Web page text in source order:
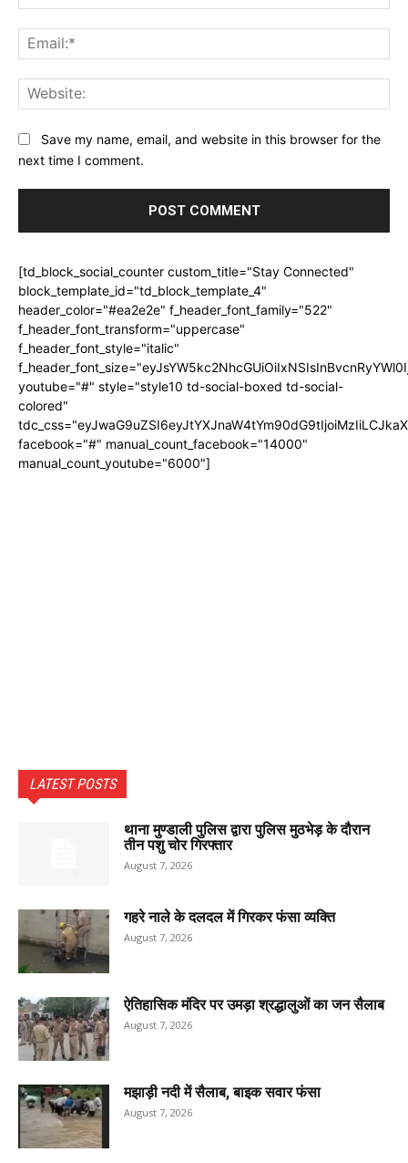
Save my name, email, and website in this browser for the
next time I comment.
[td_block_social_counter custom_title="Stay Connected"
block_template_id="td_block_template_4"
header_color="#ea2e2e" f_header_font_family="522"
f_header_font_transform="uppercase"
f_header_font_style="italic"
youtube="#" style="style10 td-social-boxed td-social-
colored"
facebook="#" manual_count_facebook="14000"
manual_count_youtube="6000"]
LATEST POSTS
थाना मुण्डाली पुलिस द्वारा पुलिस मुठभेड़ के दौरान
तीन पशु चोर गिरफ्तार
August 7, 2026
गहरे नाले के दलदल में गिरकर फंसा व्यक्ति
August 7, 2026
ऐतिहासिक मंदिर पर उमड़ा श्रद्धालुओं का जन सैलाब
August 7, 2026
मझाड़ी नदी में सैलाब, बाइक सवार फंसा
August 7, 2026